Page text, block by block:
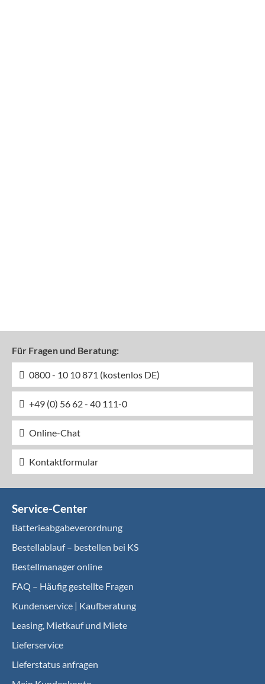
Für Fragen und Beratung:
0800 - 10 10 871 (kostenlos DE)
+49 (0) 56 62 - 40 111-0
Online-Chat
Kontaktformular
Service-Center
Batterieabgabeverordnung
Bestellablauf – bestellen bei KS
Bestellmanager online
FAQ – Häufig gestellte Fragen
Kundenservice | Kaufberatung
Leasing, Mietkauf und Miete
Lieferservice
Lieferstatus anfragen